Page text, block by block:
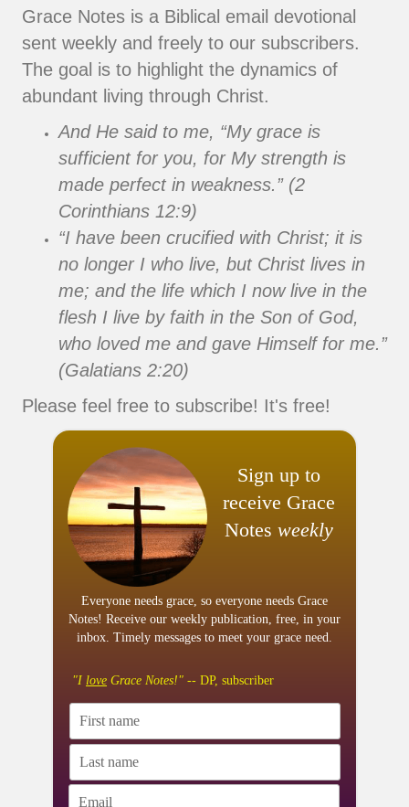
Grace Notes is a Biblical email devotional
sent weekly and freely to our subscribers.
The goal is to highlight the dynamics of
abundant living through Christ.
And He said to me, “My grace is
sufficient for you, for My strength is
made perfect in weakness.” (2
Corinthians 12:9)
“I have been crucified with Christ; it is
no longer I who live, but Christ lives in
me; and the life which I now live in the
flesh I live by faith in the Son of God,
who loved me and gave Himself for me.”
(Galatians 2:20)
Please feel free to subscribe! It's free!
Sign up to
receive Grace
Notes weekly
Everyone needs grace, so everyone needs Grace
Notes! Receive our weekly publication, free, in your
inbox. Timely messages to meet your grace need.
"I love Grace Notes!" -- DP, subscriber